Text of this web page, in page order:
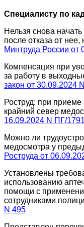
Специалисту по
Нельзя снова
после отказа от
Минтруда России
Компенсация при
за работу в
закон от 30.09.2024
Роструд: при
крайний север
16.09.2024 N ПГ/
Можно ли
медосмотра у
Роструда от
Установлены
использованию
помощи с
сотрудниками
N 495